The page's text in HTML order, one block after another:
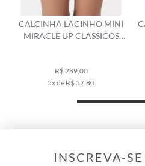
CALCINHA LACINHO MINI
MIRACLE UP CLASSICOS
R$ 289,00
5x de R$ 57,80
INSCREVA-